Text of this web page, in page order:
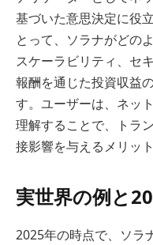
基づいた意思決定に役
とって、ソラナがどの
スケーラビリティ、セ
報酬を通じた投資収益
す。ユーザーは、ネッ
理解することで、トラ
接影響を与えるメリッ
実世界の例と
2025年の時点で、ソラ